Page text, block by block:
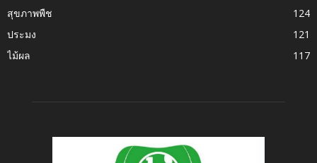
สุขภาพพืช
124
ประมง
121
ไม้ผล
117